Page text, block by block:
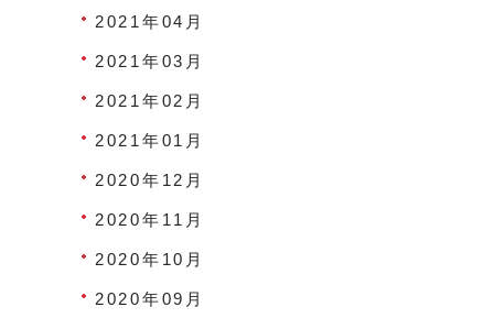
2021年04月
2021年03月
2021年02月
2021年01月
2020年12月
2020年11月
2020年10月
2020年09月